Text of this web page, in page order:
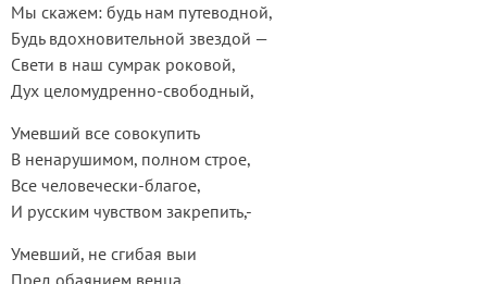
Мы скажем: будь нам путеводной,
Будь вдохновительной звездой —
Свети в наш сумрак роковой,
Дух целомудренно-свободный,
Умевший все совокупить
В ненарушимом, полном строе,
Все человечески-благое,
И русским чувством закрепить,-
Умевший, не сгибая выи
Пред обаянием венца,